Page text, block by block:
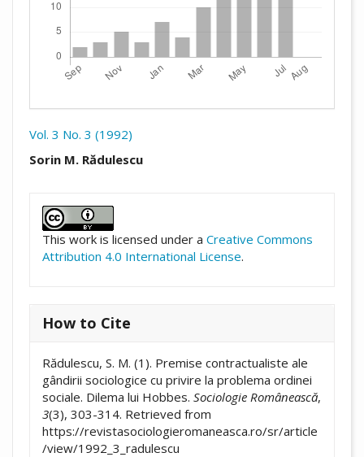
Vol. 3 No. 3 (1992)
Sorin M. Rădulescu
This work is licensed under a Creative Commons
Attribution 4.0 International License.
How to Cite
Rădulescu, S. M. (1). Premise contractualiste ale
gândirii sociologice cu privire la problema ordinei
sociale. Dilema lui Hobbes. Sociologie Românească,
3(3), 303-314. Retrieved from
https://revistasociologieromaneasca.ro/sr/article
/view/1992_3_radulescu